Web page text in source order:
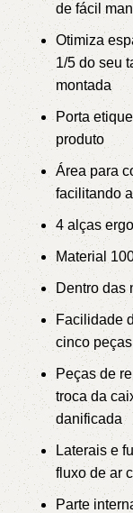
de fácil
Otimiza
1/5 do seu
montada
Porta
produto
Área para
facilitando
4 alças
Material
Dentro das
Facilidade
cinco peças
Peças de
troca da
danificada
Laterais e
fluxo de ar
Parte